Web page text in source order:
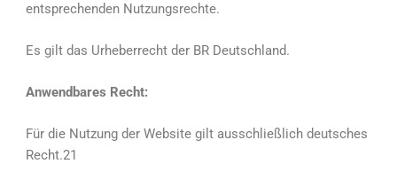
entsprechenden Nutzungsrechte.
Es gilt das Urheberrecht der BR Deutschland.
Anwendbares Recht:
Für die Nutzung der Website gilt ausschließlich deutsches
Recht.21